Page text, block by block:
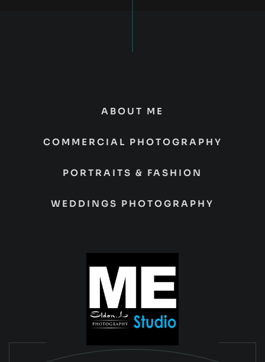
ABOUT ME
COMMERCIAL PHOTOGRAPHY
PORTRAITS & FASHION
WEDDINGS PHOTOGRAPHY